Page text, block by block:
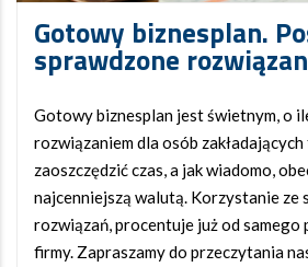
Gotowy biznesplan.
sprawdzone
Gotowy biznesplan jest świetnym, o
rozwiązaniem dla osób
zaoszczędzić czas, a jak wiadomo,
najcenniejszą walutą. Korzystanie ze
rozwiązań, procentuje już od samego
firmy. Zapraszamy do przeczytania